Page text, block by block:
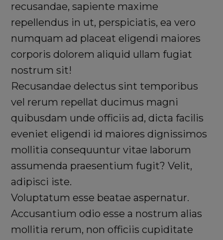
recusandae, sapiente maxime
repellendus in ut, perspiciatis, ea vero
numquam ad placeat eligendi maiores
corporis dolorem aliquid ullam fugiat
nostrum sit!
Recusandae delectus sint temporibus
vel rerum repellat ducimus magni
quibusdam unde officiis ad, dicta facilis
eveniet eligendi id maiores dignissimos
mollitia consequuntur vitae laborum
assumenda praesentium fugit? Velit,
adipisci iste.
Voluptatum esse beatae aspernatur.
Accusantium odio esse a nostrum alias
mollitia rerum, non officiis cupiditate